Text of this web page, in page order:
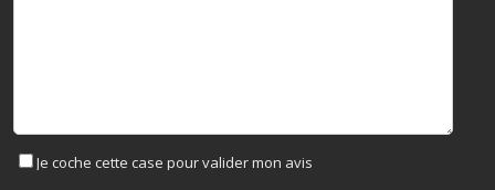
Je coche cette case pour valider mon avis